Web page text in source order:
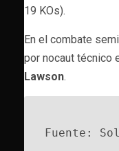
19 KOs).
En el combate
por nocaut técnico
Lawson.
Fuente: